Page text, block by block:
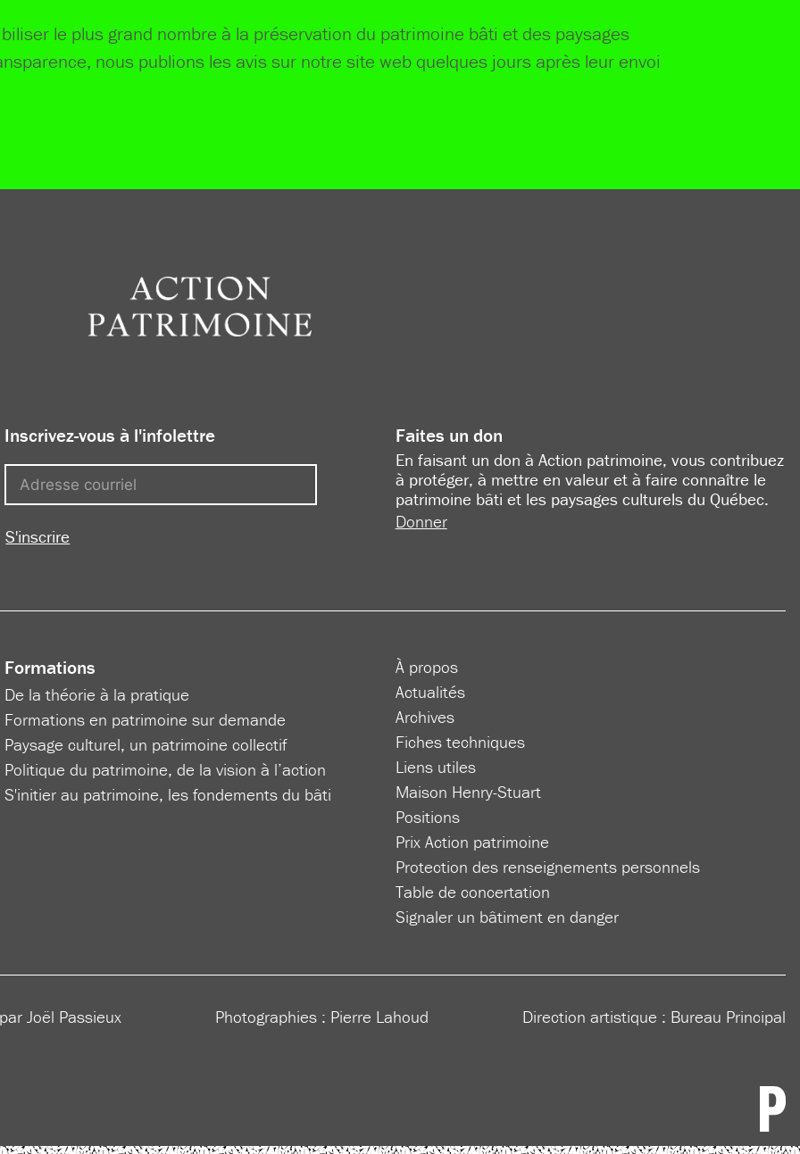
le plus grand nombre à la préservation du patrimoine bâti et des paysages
nous publions les avis sur notre site web quelques jours après leur envoi
Inscrivez-vous à l'infolettre
S'inscrire
Faites un don
En faisant un don à Action patrimoine, vous contribuez
à protéger, à mettre en valeur et à faire connaître le
patrimoine bâti et les paysages culturels du Québec.
Donner
Formations
De la théorie à la pratique
Formations en patrimoine sur demande
Paysage culturel, un patrimoine collectif
Politique du patrimoine, de la vision à l’action
S'initier au patrimoine, les fondements du bâti
À propos
Actualités
Archives
Fiches techniques
Liens utiles
Maison Henry-Stuart
Positions
Prix Action patrimoine
Protection des renseignements personnels
Table de concertation
Signaler un bâtiment en danger
Joël Passieux Photographies : Pierre Lahoud Direction artistique : Bureau Principal